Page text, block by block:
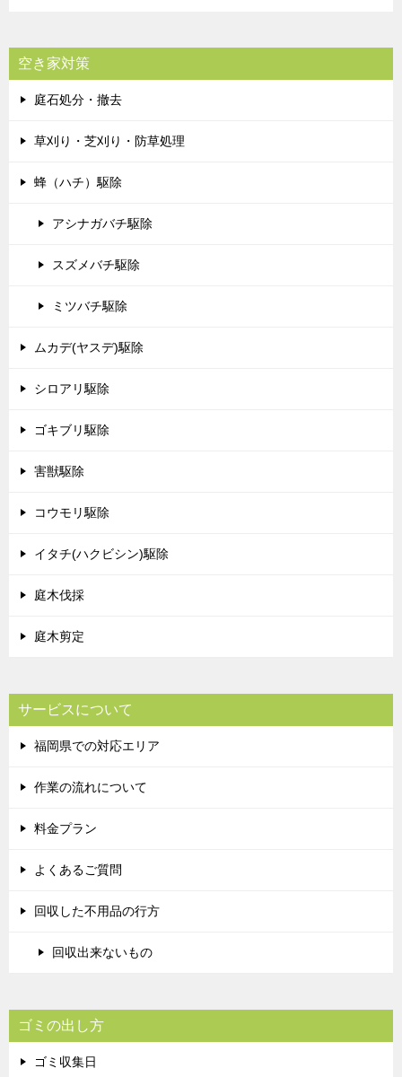
空き家対策
庭石処分・撤去
草刈り・芝刈り・防草処理
蜂（ハチ）駆除
アシナガバチ駆除
スズメバチ駆除
ミツバチ駆除
ムカデ(ヤスデ)駆除
シロアリ駆除
ゴキブリ駆除
害獣駆除
コウモリ駆除
イタチ(ハクビシン)駆除
庭木伐採
庭木剪定
サービスについて
福岡県での対応エリア
作業の流れについて
料金プラン
よくあるご質問
回収した不用品の行方
回収出来ないもの
ゴミの出し方
ゴミ収集日